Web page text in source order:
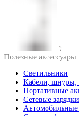
Полезные аксессуары
Светильники
Кабели, шнуры,
Портативные
Сетевые
Автомобильные